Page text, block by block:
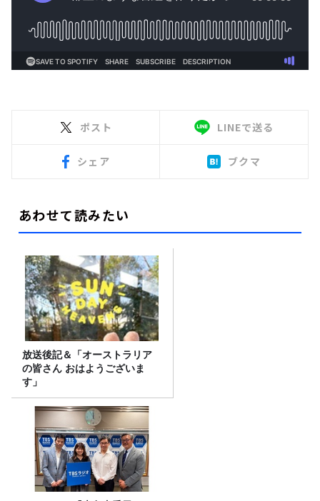
ポスト LINEで送る
シェア ブクマ
あわせて読みたい
放送後記＆「オーストラリア
の皆さん おはようございま
す」